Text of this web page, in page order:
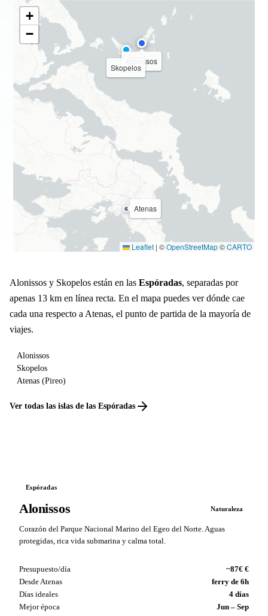
Alonissos
Skopelos
Atenas
+
−
Leaflet | ©OpenStreetMap©CARTO
Alonissos y Skopelos están en las Espóradas, separadas por
apenas 13 km en línea recta. En el mapa puedes ver dónde cae
cada una respecto a Atenas, el punto de partida de la mayoría de
viajes.
Alonissos
Skopelos
Atenas (Pireo)
Ver todas las islas de las Espóradas
Espóradas
Alonissos Naturaleza
Corazón del Parque Nacional Marino del Egeo del Norte. Aguas
protegidas, rica vida submarina y calma total.
Presupuesto/día
~87€ €
Desde Atenas
ferry de 6h
Días ideales
4 días
Mejor época
Jun – Sep